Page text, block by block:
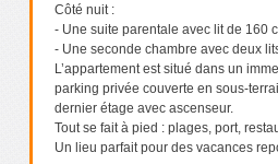
Côté nuit :
- Une suite parentale avec lit de 160
- Une seconde chambre avec deux
L’appartement est situé dans un
parking privée couverte en sous-
dernier étage avec ascenseur.
Tout se fait à pied : plages, port,
Un lieu parfait pour des vacances